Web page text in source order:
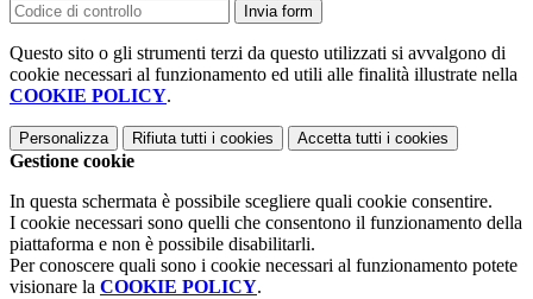
Invia form
Questo sito o gli strumenti terzi da questo utilizzati si avvalgono di
cookie necessari al funzionamento ed utili alle finalità illustrate nella
COOKIE POLICY.
Personalizza Rifiuta tutti i cookies Accetta tutti i cookies
Gestione cookie
In questa schermata è possibile scegliere quali cookie consentire.
I cookie necessari sono quelli che consentono il funzionamento della
piattaforma e non è possibile disabilitarli.
Per conoscere quali sono i cookie necessari al funzionamento potete
visionare la COOKIE POLICY.